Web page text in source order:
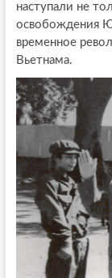
наступали не
освобождения
временное
Вьетнама.